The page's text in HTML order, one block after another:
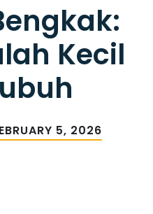
Kecil
5, 2026